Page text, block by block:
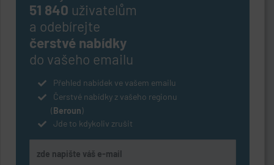
51 840 uživatelům
a odebírejte
čerstvé nabídky
do vašeho emailu
Přehled nabídek ve vašem emailu
Čerstvé nabídky z vašeho regionu
(Beroun)
Jde to kdykoliv zrušit